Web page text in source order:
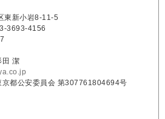
新小岩8-11-5
3693-4156
田 潔
京都公安委員会 第307761804694号